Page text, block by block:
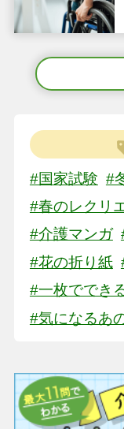
#国家試験 #
#春のレクリ
#介護マンガ
#花の折り紙
#一枚ででき
#気になるあ